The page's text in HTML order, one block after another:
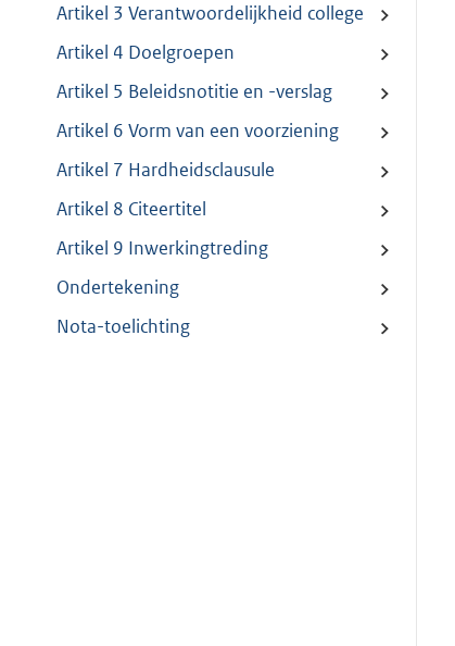
Artikel 3 Verantwoordelijkheid college
Artikel 4 Doelgroepen
Artikel 5 Beleidsnotitie en -verslag
Artikel 6 Vorm van een voorziening
Artikel 7 Hardheidsclausule
Artikel 8 Citeertitel
Artikel 9 Inwerkingtreding
Ondertekening
Nota-toelichting